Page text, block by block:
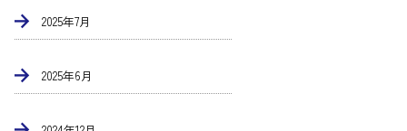
2025年7月
2025年6月